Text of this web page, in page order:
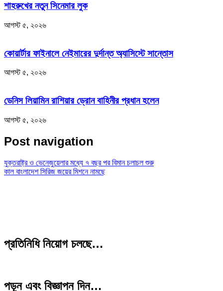
শাহরুখের নতুন সিনেমার লুক
আগস্ট ৫, ২০২৬
কোয়ার্টার ফাইনালে নেইমারের দুর্দান্ত অ্যাসিস্টে সান্তোস
আগস্ট ৫, ২০২৬
ডেনিস লিয়ামিন রাশিয়ার ড্রোন বাহিনীর প্রধান হলেন
আগস্ট ৫, ২০২৬
Post navigation
যুক্তরাষ্ট্র ও ভেনেজুয়েলার মধ্যে ৭ বছর পর বিমান চলাচল শুরু
কাল বাংলাদেশ সিরিজ জয়ের মিশনে নামছে
প্রতিনিধি নিয়োগ চলছে…
পড়ুন এবং বিজ্ঞাপন দিন…